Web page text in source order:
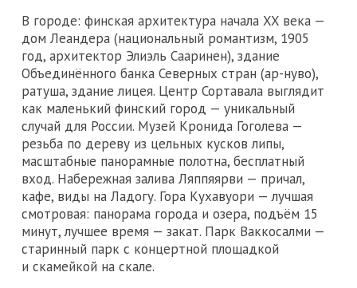
В городе: финская архитектура начала XX века —
дом Леандера (национальный романтизм, 1905
год, архитектор Элиэль Сааринен), здание
Объединённого банка Северных стран (ар-нуво),
ратуша, здание лицея. Центр Сортавала выглядит
как маленький финский город — уникальный
случай для России. Музей Кронида Гоголева —
резьба по дереву из цельных кусков липы,
масштабные панорамные полотна, бесплатный
вход. Набережная залива Ляппяярви — причал,
кафе, виды на Ладогу. Гора Кухавуори — лучшая
смотровая: панорама города и озера, подъём 15
минут, лучшее время — закат. Парк Ваккосалми —
старинный парк с концертной площадкой
и скамейкой на скале.